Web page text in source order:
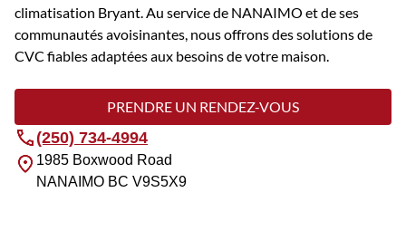
climatisation Bryant. Au service de NANAIMO et de ses
communautés avoisinantes, nous offrons des solutions de
CVC fiables adaptées aux besoins de votre maison.
PRENDRE UN RENDEZ-VOUS
(250) 734-4994
1985 Boxwood Road
NANAIMO BC V9S5X9